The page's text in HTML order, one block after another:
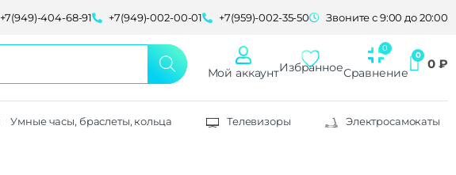
+7(949)-404-68-91 +7(949)-002-00-01 +7(959)-002-35-50 Звоните с 9:00 до 20:00
Мой аккаунтИзбранноеСравнение
0 ₽
Умные часы, браслеты, кольца Телевизоры Электросамокаты